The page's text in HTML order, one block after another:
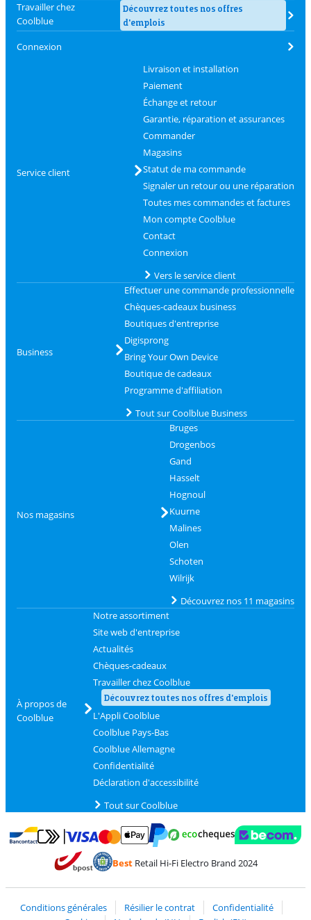
Travailler chez
Coolblue
Découvrez toutes nos offres
d'emplois
Connexion
Service client
Livraison et installation
Paiement
Échange et retour
Garantie, réparation et assurances
Commander
Magasins
Statut de ma commande
Signaler un retour ou une réparation
Toutes mes commandes et factures
Mon compte Coolblue
Contact
Connexion
Vers le service client
Business
Effectuer une commande professionnelle
Chèques-cadeaux business
Boutiques d'entreprise
Digisprong
Bring Your Own Device
Boutique de cadeaux
Programme d'affiliation
Tout sur Coolblue Business
Nos magasins
Bruges
Drogenbos
Gand
Hasselt
Hognoul
Kuurne
Malines
Olen
Schoten
Wilrijk
Découvrez nos 11 magasins
À propos de
Coolblue
Notre assortiment
Site web d'entreprise
Actualités
Chèques-cadeaux
Travailler chez Coolblue
Découvrez toutes nos offres d'emplois
L'Appli Coolblue
Coolblue Pays-Bas
Coolblue Allemagne
Confidentialité
Déclaration d'accessibilité
Tout sur Coolblue
Payer avec Bancontact
Payer avec MasterCard et Visa via ClickToPay
Payer avec PayPal
BestRetail Hi-Fi Electro Brand 2024
Conditions générales Résilier le contrat
Confidentialité